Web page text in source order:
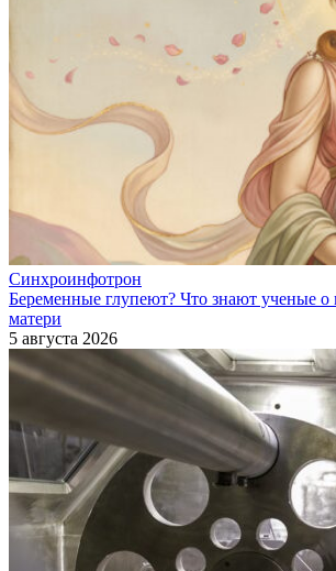
Синхроинфотрон
Беременные глупеют? Что знают ученые о
матери
5 августа 2026